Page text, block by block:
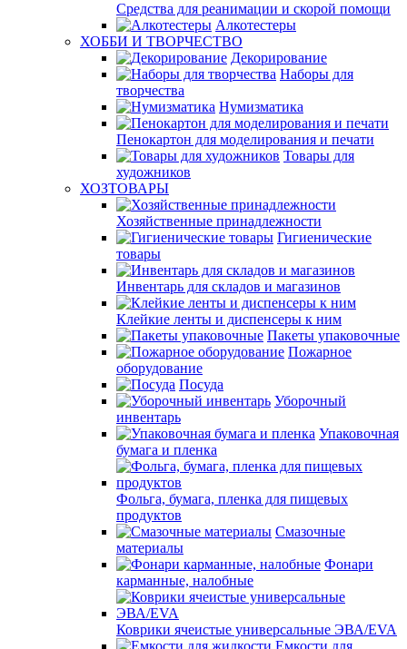
Средства для реанимации и скорой помощи
Алкотестеры
ХОББИ И ТВОРЧЕСТВО
Декорирование
Наборы для
творчества
Нумизматика
Пенокартон для моделирования и печати
Товары для
художников
ХОЗТОВАРЫ
Хозяйственные принадлежности
Гигиенические
товары
Инвентарь для складов и магазинов
Клейкие ленты и диспенсеры к ним
Пакеты упаковочные
Пожарное
оборудование
Посуда
Уборочный
инвентарь
Упаковочная
бумага и пленка
Фольга, бумага, пленка для пищевых
продуктов
Смазочные
материалы
Фонари
карманные, налобные
Коврики ячеистые универсальные ЭВА/EVA
Емкости для